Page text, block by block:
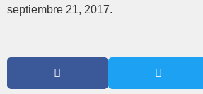
septiembre 21, 2017.